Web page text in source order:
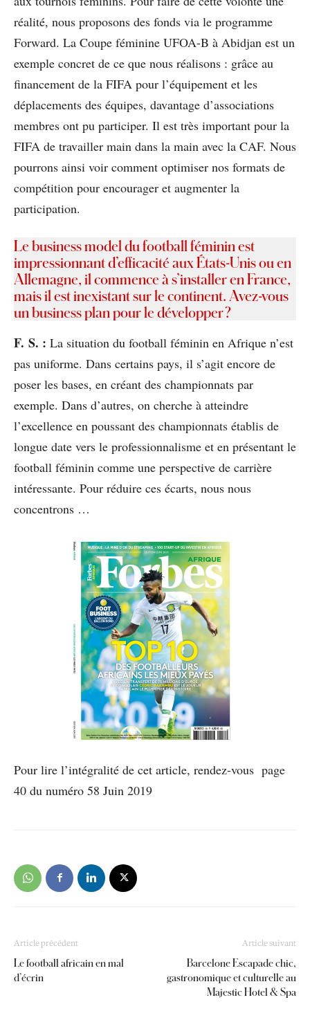
réalité, nous proposons des fonds via le programme
Forward. La Coupe féminine UFOA-B à Abidjan est un
exemple concret de ce que nous réalisons : grâce au
financement de la FIFA pour l’équipement et les
déplacements des équipes, davantage d’associations
membres ont pu participer. Il est très important pour la
FIFA de travailler main dans la main avec la CAF. Nous
pourrons ainsi voir comment optimiser nos formats de
compétition pour encourager et augmenter la
participation.
Le business model du football féminin est
impressionnant d’efficacité aux États-Unis ou en
Allemagne, il commence à s’installer en France,
mais il est inexistant sur le continent. Avez-vous
un business plan pour le développer ?
F. S. : La situation du football féminin en Afrique n’est
pas uniforme. Dans certains pays, il s’agit encore de
poser les bases, en créant des championnats par
exemple. Dans d’autres, on cherche à atteindre
l’excellence en poussant des championnats établis de
longue date vers le professionnalisme et en présentant le
football féminin comme une perspective de carrière
intéressante. Pour réduire ces écarts, nous nous
concentrons …
Pour lire l’intégralité de cet article, rendez-vous page
40 du numéro 58 Juin 2019
Article précédent
Le football africain en mal
d’écrin
Article suivant
Barcelone Escapade chic,
gastronomique et culturelle au
Majestic Hotel & Spa